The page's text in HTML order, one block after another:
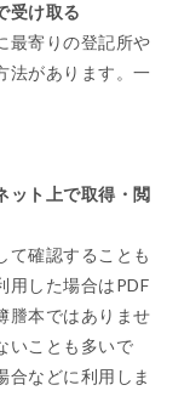
受け取る
最寄りの登記所や
法があります。一
ット上で取得・閲
て確認することも
用した場合はPDF
謄本ではありませ
いことも多いで
合などに利用しま